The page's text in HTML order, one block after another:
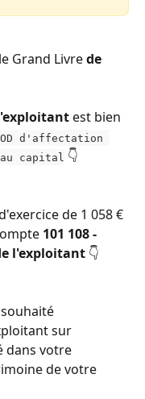
Grand Livre de
est bien
OD d'affectation
capital 👇
de 1 058 €
101 108 -
l'exploitant 👇
sur
dans votre
de votre